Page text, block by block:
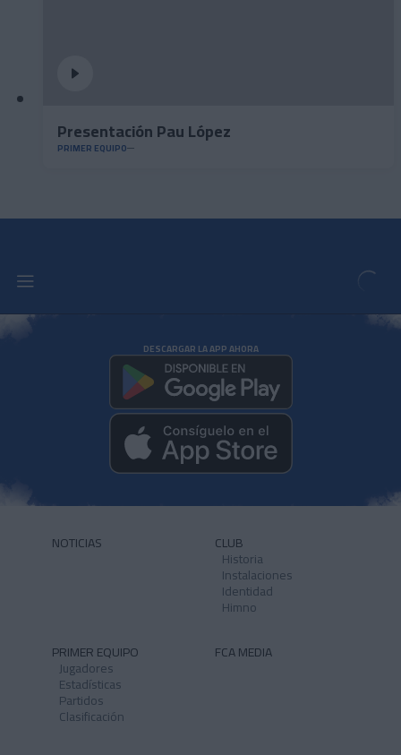
Presentación Pau López
PRIMER EQUIPO
DESCARGAR LA APP AHORA
NOTICIAS CLUB
Historia
Instalaciones
Identidad
Himno
PRIMER EQUIPO
Jugadores
Estadísticas
Partidos
Clasificación
FCA MEDIA